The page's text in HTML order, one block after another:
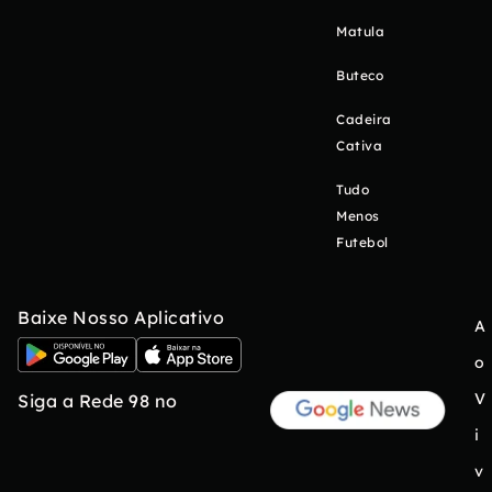
Matula
Buteco
Cadeira
Cativa
Tudo
Menos
Futebol
Baixe Nosso Aplicativo
Siga a Rede 98 no
A
o
V
i
v